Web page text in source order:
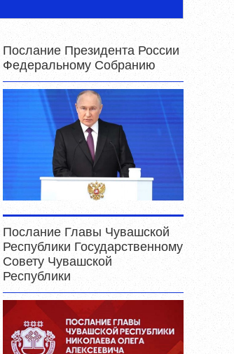
Послание Президента России
Федеральному Собранию
Послание Главы Чувашской
Республики Государственному
Совету Чувашской
Республики